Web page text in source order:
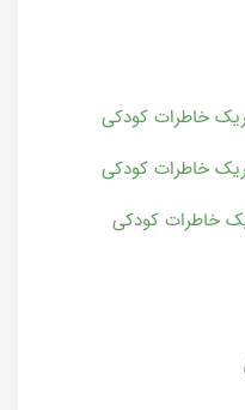
خاطرات کودکی
خاطرات کودکی
خاطرات کودکی